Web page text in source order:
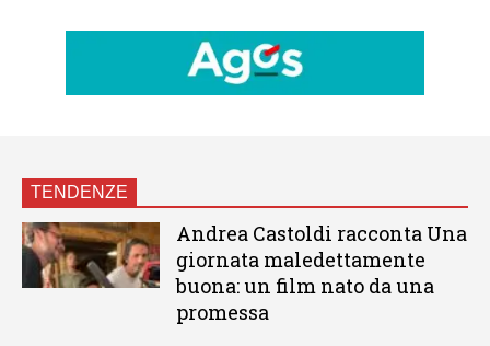
TENDENZE
Andrea Castoldi racconta Una
giornata maledettamente
buona: un film nato da una
promessa